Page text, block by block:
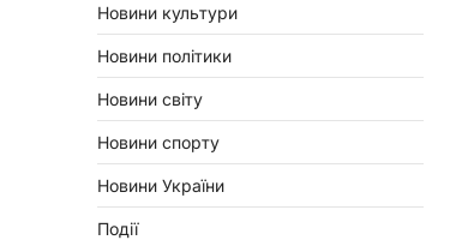
Новини культури
Новини політики
Новини світу
Новини спорту
Новини України
Події